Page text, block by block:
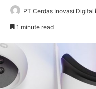
PT Cerdas Inovasi Digital
1 minute read